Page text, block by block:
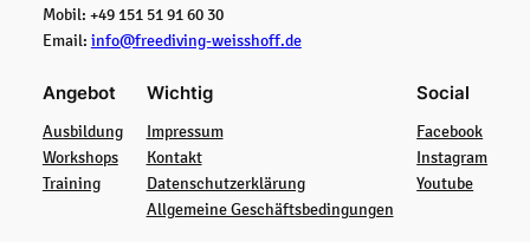
Mobil: +49 151 51 91 60 30
Email: info@freediving-weisshoff.de
Angebot
Ausbildung
Workshops
Training
Wichtig
Impressum
Kontakt
Datenschutzerklärung
Allgemeine Geschäftsbedingungen
Social
Facebook
Instagram
Youtube